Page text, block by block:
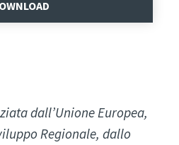
dall’Unione Europea,
Regionale, dallo